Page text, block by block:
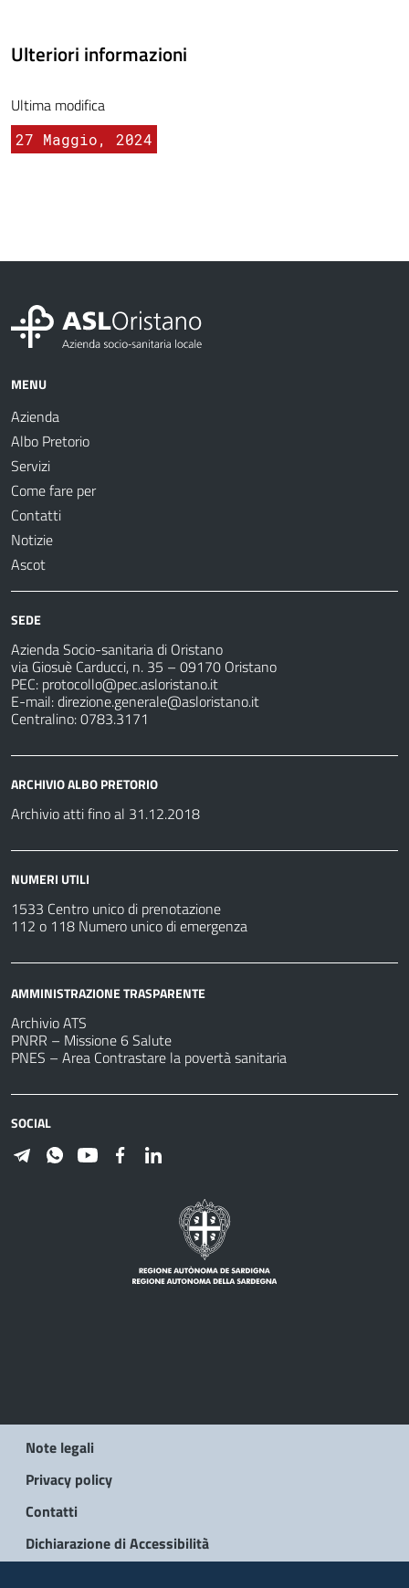
Ulteriori informazioni
Ultima modifica
27 Maggio, 2024
MENU
Azienda
Albo Pretorio
Servizi
Come fare per
Contatti
Notizie
Ascot
SEDE
Azienda Socio-sanitaria di Oristano
via Giosuè Carducci, n. 35 – 09170 Oristano
PEC: protocollo@pec.asloristano.it
E-mail:direzione.generale@asloristano.it
Centralino: 0783.3171
ARCHIVIO ALBO PRETORIO
Archivio atti fino al 31.12.2018
NUMERI UTILI
1533 Centro unico di prenotazione
112 o 118 Numero unico di emergenza
AMMINISTRAZIONE TRASPARENTE
Archivio ATS
PNRR – Missione 6 Salute
PNES – Area Contrastare la povertà sanitaria
SOCIAL
Note legali
Privacy policy
Contatti
Dichiarazione di Accessibilità